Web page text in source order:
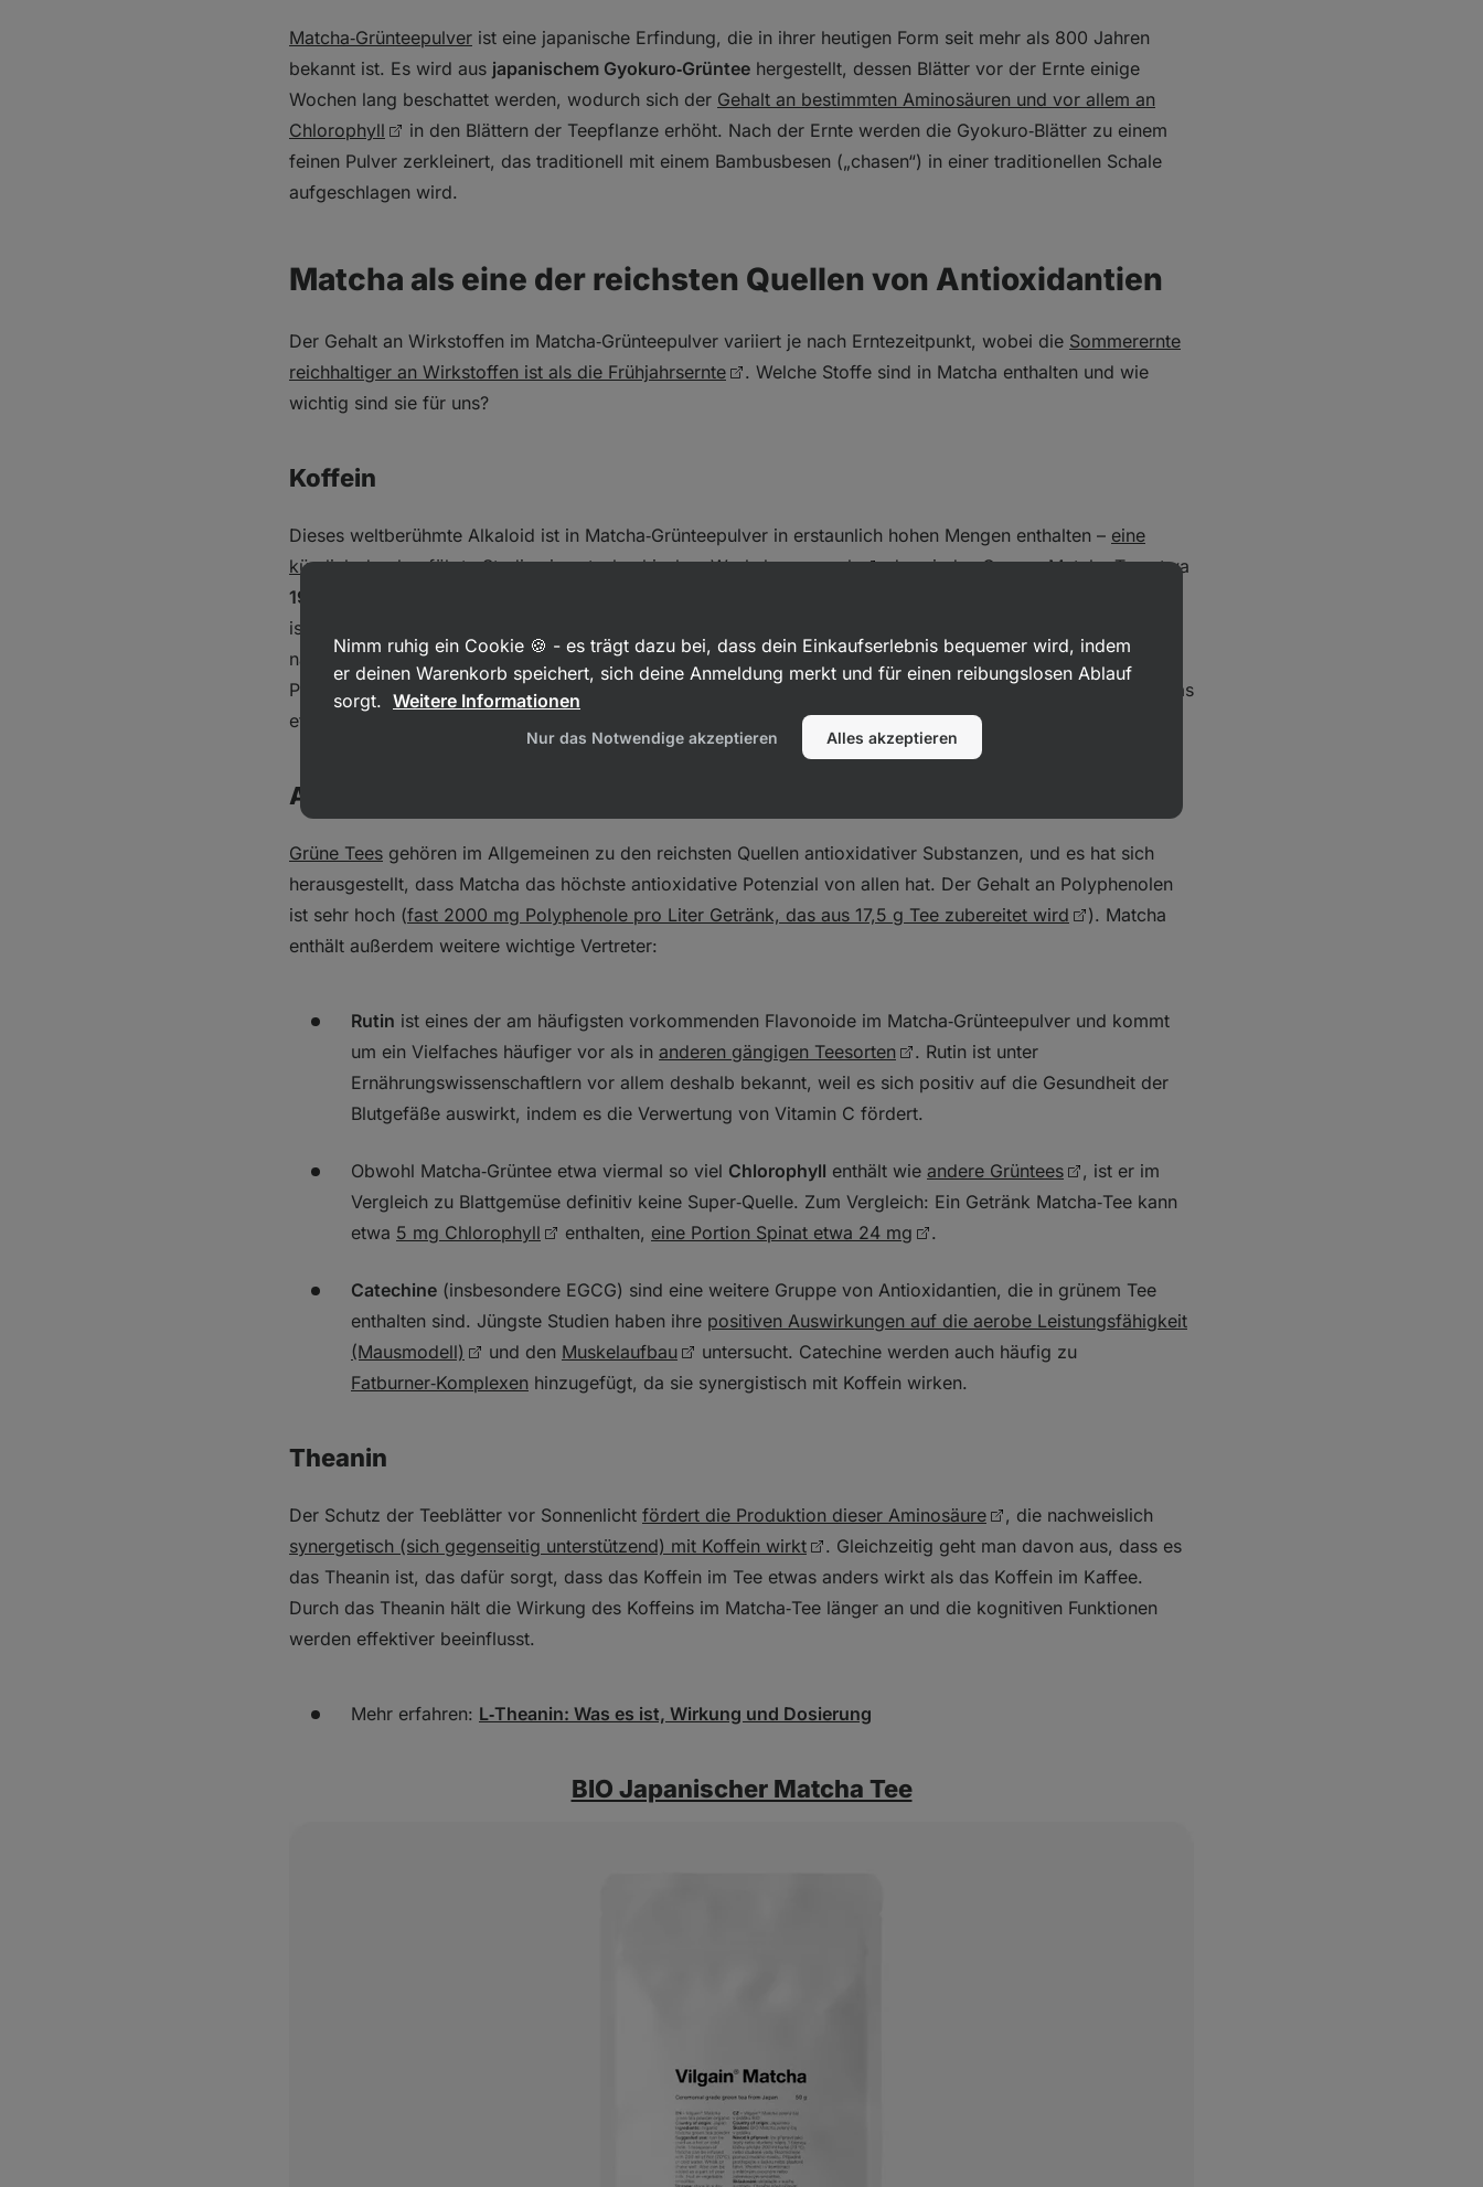
Matcha‑Grünteepulver ist eine japanische Erfindung, die in ihrer heutigen Form seit mehr als 800 Jahren
bekannt ist. Es wird aus japanischem Gyokuro‑Grüntee hergestellt, dessen Blätter vor der Ernte einige
Wochen lang beschattet werden, wodurch sich der Gehalt an bestimmten Aminosäuren und vor allem an
Chlorophyll
in den Blättern der Teepflanze erhöht. Nach der Ernte werden die Gyokuro‑Blätter zu einem
feinen Pulver zerkleinert, das traditionell mit einem Bambusbesen („chasen“) in einer traditionellen Schale
aufgeschlagen wird.
Matcha als eine der reichsten Quellen von Antioxidantien
Der Gehalt an Wirkstoffen im Matcha‑Grünteepulver variiert je nach Erntezeitpunkt, wobei die Sommerernte
reichhaltiger an Wirkstoffen ist als die Frühjahrsernte
. Welche Stoffe sind in Matcha enthalten und wie
wichtig sind sie für uns?
Koffein
Dieses weltberühmte Alkaloid ist in Matcha‑Grünteepulver in erstaunlich hohen Mengen enthalten – eine
kürzlich durchgeführte Studie eines tschechischen Workshops ergab
, dass jedes Gramm Matcha‑Tee etwa
19–44 mg Koffein
ist das im Matcha‑Grünteepulver enthaltene Koffein (das früher fälschlicherweise für eine andere Substanz
namens Thein gehalten wurde) chemisch identisch mit dem Koffein, das im Kaffee enthalten ist. Bei einer
Portion von weniger als 2 g Matcha‑Tee pro Getränk werden dem Körper etwa 60 mg Koffein zugeführt, was
etwas weniger ist als im Espresso.
Antioxidantien
Grüne Tees gehören im Allgemeinen zu den reichsten Quellen antioxidativer Substanzen, und es hat sich
herausgestellt, dass Matcha das höchste antioxidative Potenzial von allen hat. Der Gehalt an Polyphenolen
ist sehr hoch (fast 2000 mg Polyphenole pro Liter Getränk, das aus 17,5 g Tee zubereitet wird
). Matcha
enthält außerdem weitere wichtige Vertreter:
Rutin ist eines der am häufigsten vorkommenden Flavonoide im Matcha‑Grünteepulver und kommt
um ein Vielfaches häufiger vor als in anderen gängigen Teesorten
. Rutin ist unter
Ernährungswissenschaftlern vor allem deshalb bekannt, weil es sich positiv auf die Gesundheit der
Blutgefäße auswirkt, indem es die Verwertung von Vitamin C fördert.
Obwohl Matcha‑Grüntee etwa viermal so viel Chlorophyll enthält wie andere Grüntees
, ist er im
Vergleich zu Blattgemüse definitiv keine Super‑Quelle. Zum Vergleich: Ein Getränk Matcha‑Tee kann
etwa 5 mg Chlorophyll enthalten, eine Portion Spinat etwa 24 mg .
Catechine (insbesondere EGCG) sind eine weitere Gruppe von Antioxidantien, die in grünem Tee
enthalten sind. Jüngste Studien haben ihre positiven Auswirkungen auf die aerobe Leistungsfähigkeit
(Mausmodell)
und den Muskelaufbau
untersucht. Catechine werden auch häufig zu
Fatburner‑Komplexen hinzugefügt, da sie synergistisch mit Koffein wirken.
Theanin
Der Schutz der Teeblätter vor Sonnenlicht fördert die Produktion dieser Aminosäure
, die nachweislich
synergetisch (sich gegenseitig unterstützend) mit Koffein wirkt
. Gleichzeitig geht man davon aus, dass es
das Theanin ist, das dafür sorgt, dass das Koffein im Tee etwas anders wirkt als das Koffein im Kaffee.
Durch das Theanin hält die Wirkung des Koffeins im Matcha‑Tee länger an und die kognitiven Funktionen
werden effektiver beeinflusst.
Mehr erfahren: L‑Theanin: Was es ist, Wirkung und Dosierung
BIO ⁠Japanischer Matcha Tee
Nimm ruhig ein Cookie 🍪 - es trägt dazu bei, dass dein Einkaufserlebnis bequemer wird, indem
er deinen Warenkorb speichert, sich deine Anmeldung merkt und für einen reibungslosen Ablauf
sorgt. Weitere Informationen
Nur das Notwendige akzeptieren Alles akzeptieren